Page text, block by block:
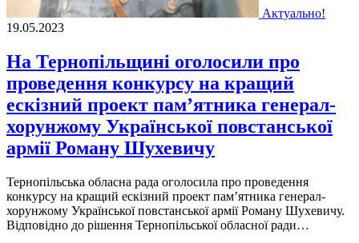
Актуально!
19.05.2023
На Тернопільщині оголосили про
проведення конкурсу на кращий
ескізний проект пам’ятника генерал-
хорунжому Української повстанської
армії Роману Шухевичу
Тернопільська обласна рада оголосила про проведення
конкурсу на кращий ескізний проект пам’ятника генерал-
хорунжому Української повстанської армії Роману Шухевичу.
Відповідно до рішення Тернопільської обласної ради…